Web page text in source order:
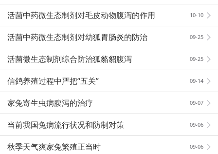
10-10
活菌中药微生态制剂对毛皮动物腹泻的作用
09-25
活菌中药微生态制剂对幼狐胃肠炎的防治
09-25
活菌微生态制剂综合防治狐貉貂腹泻
09-14
信鸽养殖过程中严把“五关”
09-07
家兔寄生虫病腹泻的治疗
09-06
当前我国兔病流行状况和防制对策
09-06
秋季天气爽家兔繁殖正当时